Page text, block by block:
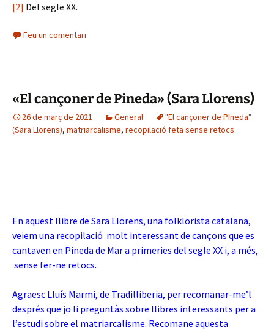
[2] Del segle XX.
Feu un comentari
«El cançoner de Pineda» (Sara Llorens)
26 de març de 2021 General
"El cançoner de PIneda"
(Sara Llorens), matriarcalisme, recopilació feta sense retocs
En aquest llibre de Sara Llorens, una folklorista catalana,
veiem una recopilació molt interessant de cançons que es
cantaven en Pineda de Mar a primeries del segle XX i, a més,
sense fer-ne retocs.
Agraesc Lluís Marmi, de Tradilliberia, per recomanar-me’l
després que jo li preguntàs sobre llibres interessants per a
l’estudi sobre el matriarcalisme. Recomane aquesta